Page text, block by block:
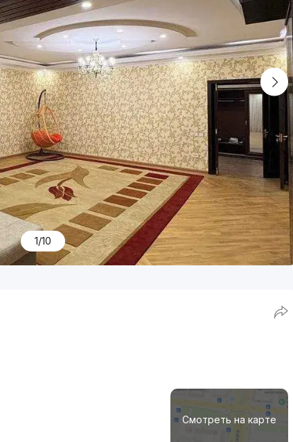
1/10
Смотреть на карте